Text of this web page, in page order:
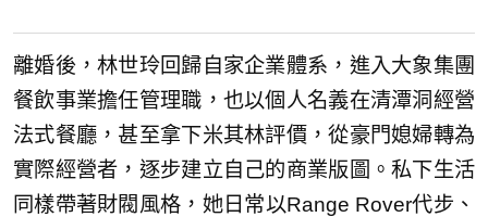
離婚後，林世玲回歸自家企業體系，進入大象集團
餐飲事業擔任管理職，也以個人名義在清潭洞經營
法式餐廳，甚至拿下米其林評價，從豪門媳婦轉為
實際經營者，逐步建立自己的商業版圖。私下生活
同樣帶著財閥風格，她日常以Range Rover代步、